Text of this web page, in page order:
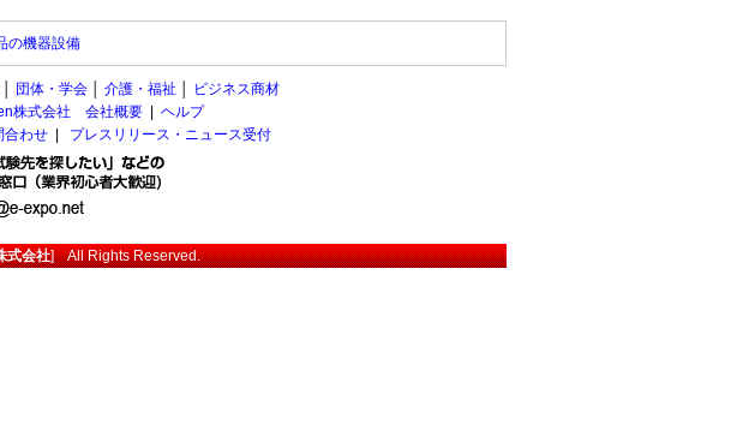
の機器設備
団体・学会 介護・福祉
ビジネス商材
株式会社 会社概要
ヘルプ
合わせ プレスリリース・ニュース受付
式会社] All Rights Reserved.